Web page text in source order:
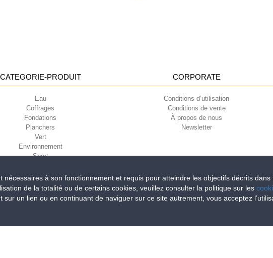
CATEGORIE-PRODUIT
Eau
Coffrages
Fondations
Planchers
Vert
Environnement
Sport
CORPORATE
Conditions d’utilisation
Conditions de vente
À propos de nous
Newsletter
della Libertà, 6/8 - 35010 Grantorto (Padova) ITALY - Tel+39 049 9490289 -
- R.E.A. n. 300667 P.IVA e C.F. 03285310284 | Cap. Soc. Euro 2.000.000 i.v. |
à son fonctionnement et requis pour atteindre les objectifs décrits
de la totalité ou de certains cookies, veuillez consulter la politique sur les
un lien ou en continuant de naviguer sur ce site autrement, vous acceptez